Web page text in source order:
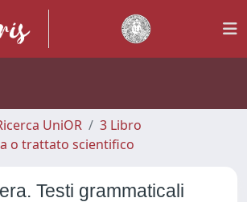
UniOR
3 Libro
o trattato scientifico
Testi grammaticali